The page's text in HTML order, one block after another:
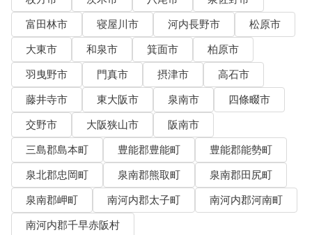
富田林市
寝屋川市 河内長野市
松原市
大東市
和泉市 箕面市
柏原市
羽曳野市
門真市 摂津市
高石市
藤井寺市
東大阪市 泉南市
四條畷市
交野市
大阪狭山市
阪南市
三島郡島本町
豊能郡豊能町
豊能郡能勢町
泉北郡忠岡町
泉南郡熊取町
泉南郡田尻町
泉南郡岬町
南河内郡太子町
南河内郡河南町
南河内郡千早赤阪村